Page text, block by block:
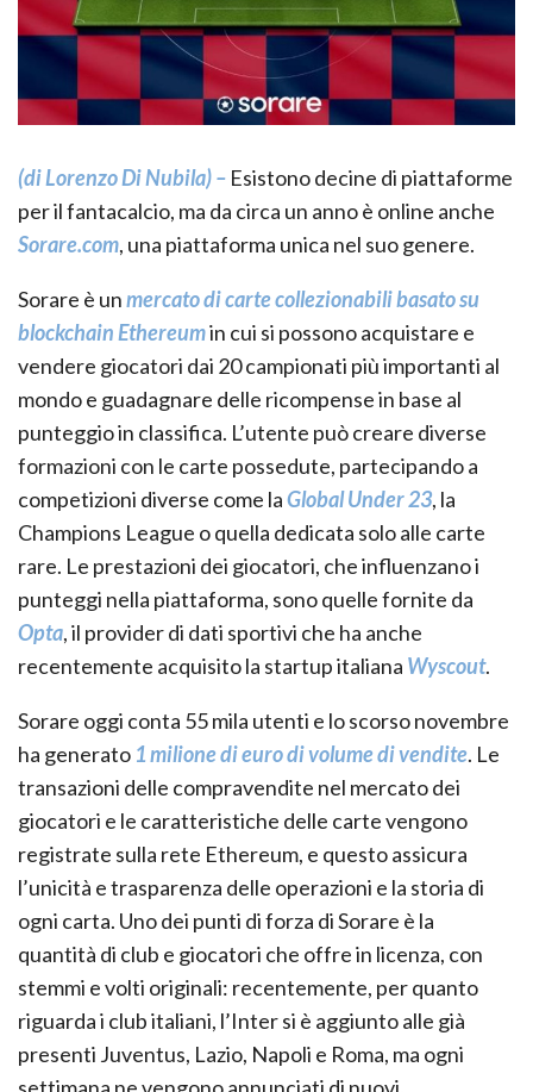
(di Lorenzo Di Nubila) – Esistono decine di piattaforme
per il fantacalcio, ma da circa un anno è online anche
Sorare.com, una piattaforma unica nel suo genere.
Sorare è unmercato di carte collezionabili basato su
blockchain Ethereumin cui si possono acquistare e
vendere giocatori dai 20 campionati più importanti al
mondo e guadagnare delle ricompense in base al
punteggio in classifica. L’utente può creare diverse
formazioni con le carte possedute, partecipando a
competizioni diverse come laGlobal Under 23, la
Champions League o quella dedicata solo alle carte
rare. Le prestazioni dei giocatori, che influenzano i
punteggi nella piattaforma, sono quelle fornite da
Opta, il provider di dati sportivi che ha anche
recentemente acquisito la startup italiana Wyscout.
Sorare oggi conta 55 mila utenti e lo scorso novembre
ha generato 1 milione di euro di volume di vendite. Le
transazioni delle compravendite nel mercato dei
giocatori e le caratteristiche delle carte vengono
registrate sulla rete Ethereum, e questo assicura
l’unicità e trasparenza delle operazioni e la storia di
ogni carta. Uno dei punti di forza diSorare è la
quantità di club e giocatori che offre in licenza, con
stemmi e volti originali: recentemente, per quanto
riguarda i club italiani, l’Inter si è aggiunto alle già
presenti Juventus, Lazio, Napoli e Roma, ma ogni